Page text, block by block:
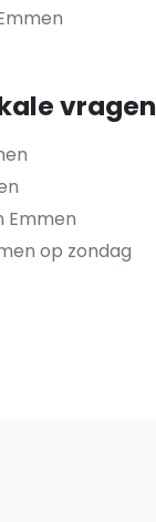
vragen
Emmen
op zondag